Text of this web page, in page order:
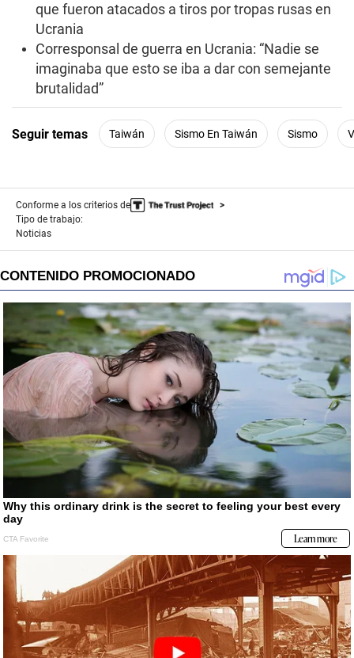
que fueron atacados a tiros por tropas rusas en
Ucrania
Corresponsal de guerra en Ucrania: “Nadie se
imaginaba que esto se iba a dar con semejante
brutalidad”
Seguir temas Taiwán Sismo En Taiwán Sismo
Conforme a los criterios de
Tipo de trabajo:
Noticias